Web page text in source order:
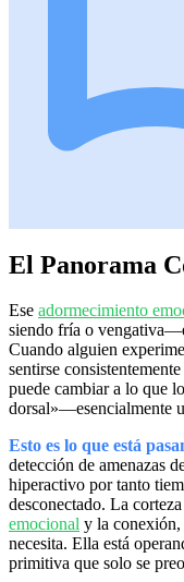
El Panorama
Ese adormecimiento
siendo fría o
Cuando alguien
sentirse
puede cambiar a lo que
dorsal»—esencialmente
Esto es lo que está
detección de amenazas
hiperactivo por tanto
desconectado. La
emocional y la conexión,
necesita. Ella está
primitiva que solo se